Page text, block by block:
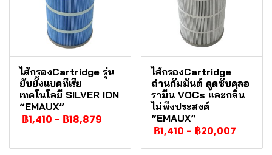
ไส้กรองCartridge รุ่น
ยับยั้งแบคทีเรีย
เทคโนโลยี SILVER ION
“EMAUX”
฿1,410 - ฿18,879
ไส้กรองCartridge
ถ่านกัมมันต์ ดูดซับคลอ
รามีน VOCs และกลิ่น
ไม่พึงประสงค์
“EMAUX”
฿1,410 - ฿20,007